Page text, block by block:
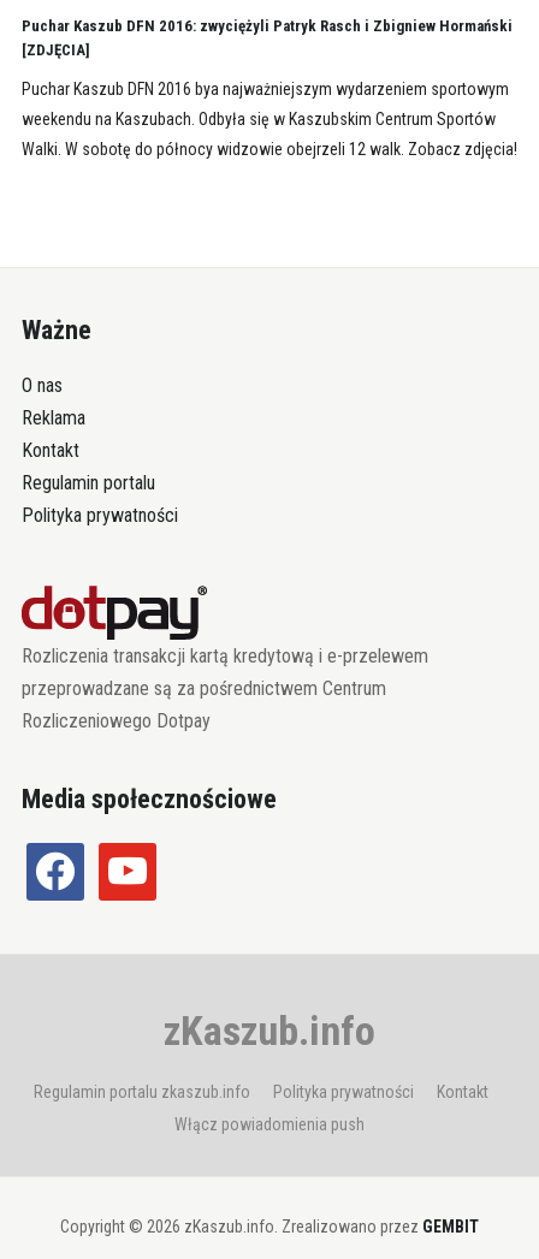
Puchar Kaszub DFN 2016: zwyciężyli Patryk Rasch i Zbigniew Hormański
[ZDJĘCIA]
Puchar Kaszub DFN 2016 bya najważniejszym wydarzeniem sportowym
weekendu na Kaszubach. Odbyła się w Kaszubskim Centrum Sportów
Walki. W sobotę do północy widzowie obejrzeli 12 walk. Zobacz zdjęcia!
Ważne
O nas
Reklama
Kontakt
Regulamin portalu
Polityka prywatności
Rozliczenia transakcji kartą kredytową i e-przelewem
przeprowadzane są za pośrednictwem Centrum
Rozliczeniowego Dotpay
Media społecznościowe
facebook youtube
zKaszub.info
Regulamin portalu zkaszub.info Polityka prywatności
Kontakt
Włącz powiadomienia push
Copyright © 2026 zKaszub.info. Zrealizowano przez GEMBIT